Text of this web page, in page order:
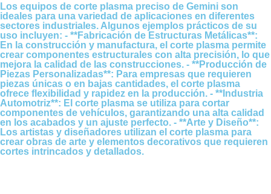
Los equipos de corte plasma preciso de Gemini son
ideales para una variedad de aplicaciones en diferentes
sectores industriales. Algunos ejemplos prácticos de su
uso incluyen: - **Fabricación de Estructuras Metálicas**:
En la construcción y manufactura, el corte plasma permite
crear componentes estructurales con alta precisión, lo que
mejora la calidad de las construcciones. - **Producción de
Piezas Personalizadas**: Para empresas que requieren
piezas únicas o en bajas cantidades, el corte plasma
ofrece flexibilidad y rapidez en la producción. - **Industria
Automotriz**: El corte plasma se utiliza para cortar
componentes de vehículos, garantizando una alta calidad
en los acabados y un ajuste perfecto. - **Arte y Diseño**:
Los artistas y diseñadores utilizan el corte plasma para
crear obras de arte y elementos decorativos que requieren
cortes intrincados y detallados.